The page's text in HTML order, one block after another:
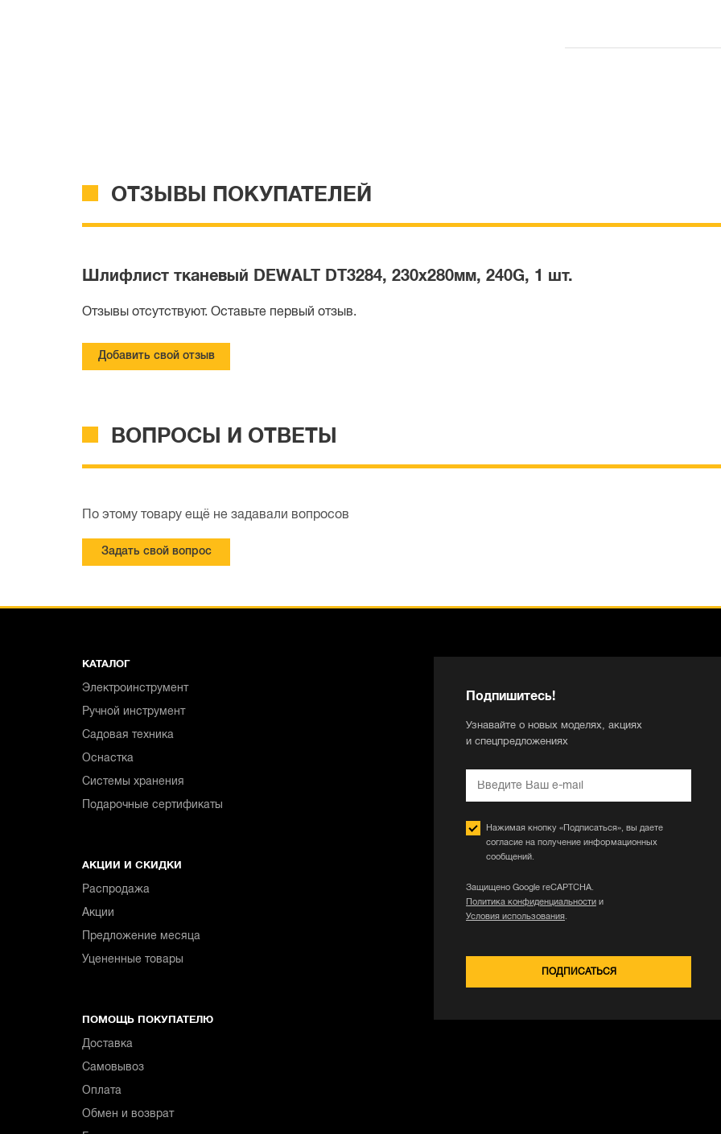
ОТЗЫВЫ ПОКУПАТЕЛЕЙ
Шлифлист тканевый DEWALT DT3284, 230х280мм, 240G, 1 шт.
Отзывы отсутствуют. Оставьте первый отзыв.
Добавить свой отзыв
ВОПРОСЫ И ОТВЕТЫ
По этому товару ещё не задавали вопросов
Задать свой вопрос
КАТАЛОГ
Электроинструмент
Ручной инструмент
Садовая техника
Оснастка
Системы хранения
Подарочные сертификаты
АКЦИИ И СКИДКИ
Распродажа
Акции
Предложение месяца
Уцененные товары
ПОМОЩЬ ПОКУПАТЕЛЮ
Доставка
Самовывоз
Оплата
Обмен и возврат
Подпишитесь!
Узнавайте о новых моделях, акциях
и спецпредложениях
ПОДПИСАТЬСЯ
Нажимая кнопку «Подписаться», вы даете
согласие на получение информационных
сообщений.
Защищено Google reCAPTCHA.
Политика конфиденциальности и
Условия использования.